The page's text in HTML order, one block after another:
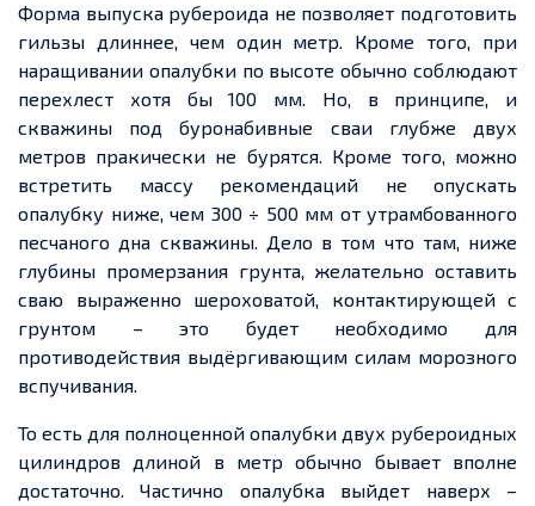
Форма выпуска рубероида не позволяет подготовить
гильзы длиннее, чем один метр. Кроме того, при
наращивании опалубки по высоте обычно соблюдают
перехлест хотя бы 100 мм. Но, в принципе, и
скважины под буронабивные сваи глубже двух
метров пракически не бурятся. Кроме того, можно
встретить массу рекомендаций не опускать
опалубку ниже, чем 300 ÷ 500 мм от утрамбованного
песчаного дна скважины. Дело в том что там, ниже
глубины промерзания грунта, желательно оставить
сваю выраженно шероховатой, контактирующей с
грунтом – это будет необходимо для
противодействия выдёргивающим силам морозного
вспучивания.
То есть для полноценной опалубки двух рубероидных
цилиндров длиной в метр обычно бывает вполне
достаточно. Частично опалубка выйдет наверх –